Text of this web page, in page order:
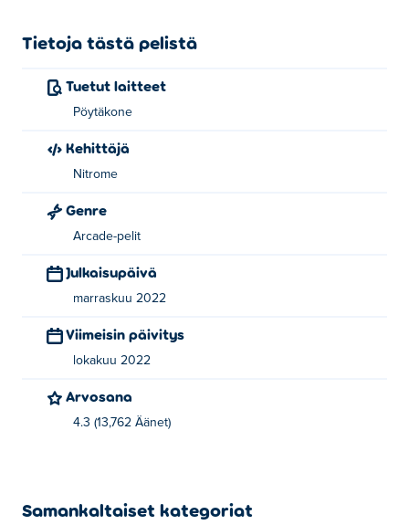
Tietoja tästä pelistä
Tuetut laitteet
Pöytäkone
Kehittäjä
Nitrome
Genre
Arcade-pelit
Julkaisupäivä
marraskuu 2022
Viimeisin päivitys
lokakuu 2022
Arvosana
4.3 (13,762 Äänet)
Samankaltaiset kategoriat